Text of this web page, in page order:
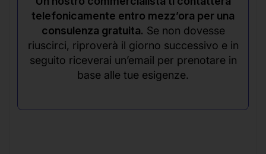
telefonicamente entro mezz’ora per una
consulenza gratuita. Se non dovesse
riuscirci, riproverà il giorno successivo e in
seguito riceverai un’email per prenotare in
base alle tue esigenze.